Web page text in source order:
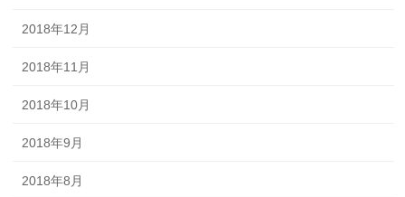
2018年12月
2018年11月
2018年10月
2018年9月
2018年8月